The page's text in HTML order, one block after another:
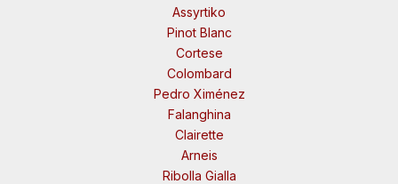
Assyrtiko
Pinot Blanc
Cortese
Colombard
Pedro Ximénez
Falanghina
Clairette
Arneis
Ribolla Gialla